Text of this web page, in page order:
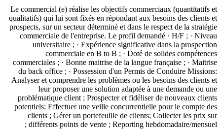
Le commercial (e) réalise les objectifs commerciaux (quantitatifs et
qualitatifs) qui lui sont fixés en répondant aux besoins des clients et
prospects, sur un secteur déterminé et dans le respect de la stratégie
commerciale de l'entreprise. Le profil demandé · H/F ; · Niveau
universitaire ; · Expérience significative dans la prospection
commerciale en B to B ; · Doté de solides compétences
commerciales ; · Bonne maitrise de la langue française ; · Maitrise
du back office ; · Possession d'un Permis de Conduire Missions:
Analyser et comprendre les problèmes ou les besoins des clients et
leur proposer une solution adaptée à une demande ou une
problématique client ; Prospecter et fidéliser de nouveaux clients
potentiels; Effectuer une veille concurrentielle pour le compte des
clients ; Gérer un portefeuille de clients; Collecter les prix sur
différents points de vente ; Reporting hebdomadaire/mensuel ;